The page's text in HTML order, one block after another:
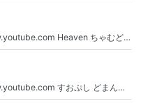
Heaven ちゃむど…
すおぷし どまん…